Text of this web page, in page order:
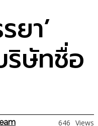
ยา’
ริษัทชื่อ
646 Views